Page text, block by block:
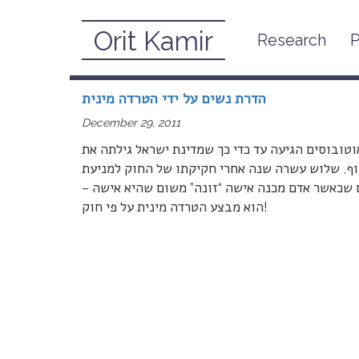
Orit Kamir Research
December, 2011
הדרת נשים על ידי הטרדה מינית
December 29, 2011
הגיעה עד כדי כך שמדינת ישראל גילתה את
שלוש עשרה שנה אחרי חקיקתו של החוק למניעת
שכאשר אדם מכנה אישה “זונה” משום שהיא אישה –
הוא מבצע הטרדה מינית על פי חוק!